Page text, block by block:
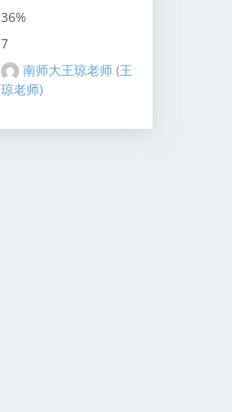
36%
7
南师大王琼老师 (王
琼老师)